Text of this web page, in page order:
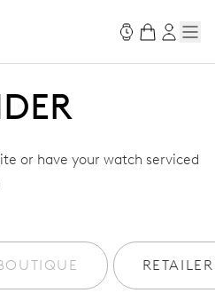
or have your watch serviced
RETAILER